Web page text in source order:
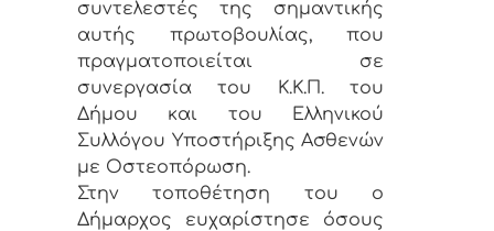
συντελεστές της σημαντικής
αυτής πρωτοβουλίας, που
πραγματοποιείται σε
συνεργασία του Κ.Κ.Π. του
Δήμου και του Ελληνικού
Συλλόγου Υποστήριξης Ασθενών
με Οστεοπόρωση.
Στην τοποθέτηση του ο
Δήμαρχος ευχαρίστησε όσους